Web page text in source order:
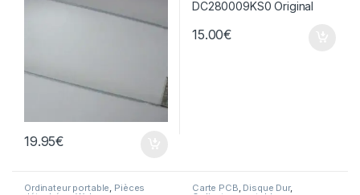
19.95€
15.00€
Ordinateur portable, Pièces Carte PCB, Disque Dur,